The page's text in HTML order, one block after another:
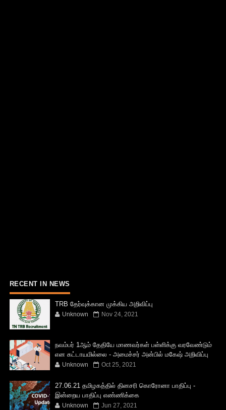
RECENT IN NEWS
TRB தேர்வுக்கான முக்கிய அறிவிப்பு
Unknown Nov 24, 2021
நவம்பர் 1ஆம் தேதியே மாணவர்கள் பள்ளிக்கு வரவேண்டும்
என கட்டாயமில்லை - அமைச்சர் அன்பில் மகேஷ் அறிவிப்பு
Unknown Oct 25, 2021
27.06.21 தமிழகத்தில் தினசரி கொரோனா பாதிப்பு -
இன்றைய பாதிப்பு எண்ணிக்கை
Unknown Jun 27, 2021